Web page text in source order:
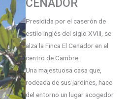
CENADOR
Presidida por el caserón de
estilo inglés del siglo XVIII, se
alza la Finca El Cenador en el
centro de Cambre.
Una majestuosa casa que,
rodeada de sus jardines, hace
del entorno un lugar acogedor